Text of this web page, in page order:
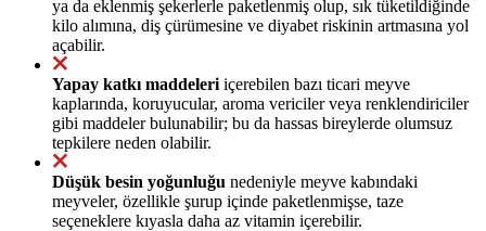
ya da eklenmiş şekerlerle paketlenmiş olup, sık tüketildiğinde
kilo alımına, diş çürümesine ve diyabet riskinin artmasına yol
açabilir.
Yapay katkı maddeleri içerebilen bazı ticari meyve
kaplarında, koruyucular, aroma vericiler veya renklendiriciler
gibi maddeler bulunabilir; bu da hassas bireylerde olumsuz
tepkilere neden olabilir.
Düşük besin yoğunluğu nedeniyle meyve kabındaki
meyveler, özellikle şurup içinde paketlenmişse, taze
seçeneklere kıyasla daha az vitamin içerebilir.